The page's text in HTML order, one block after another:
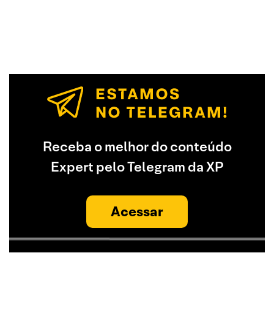
Receba o melhor do conteúdo
Expert pelo Telegram da XP
Acessar